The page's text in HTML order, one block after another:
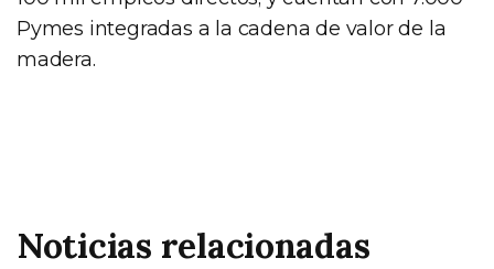
Pymes integradas a la cadena de valor de la
madera.
Noticias relacionadas